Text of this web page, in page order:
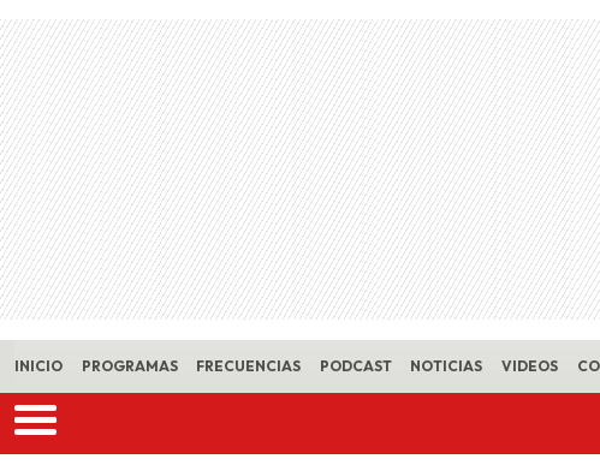
Skip to main content
INICIO PROGRAMAS FRECUENCIAS PODCAST NOTICIAS VIDEOS